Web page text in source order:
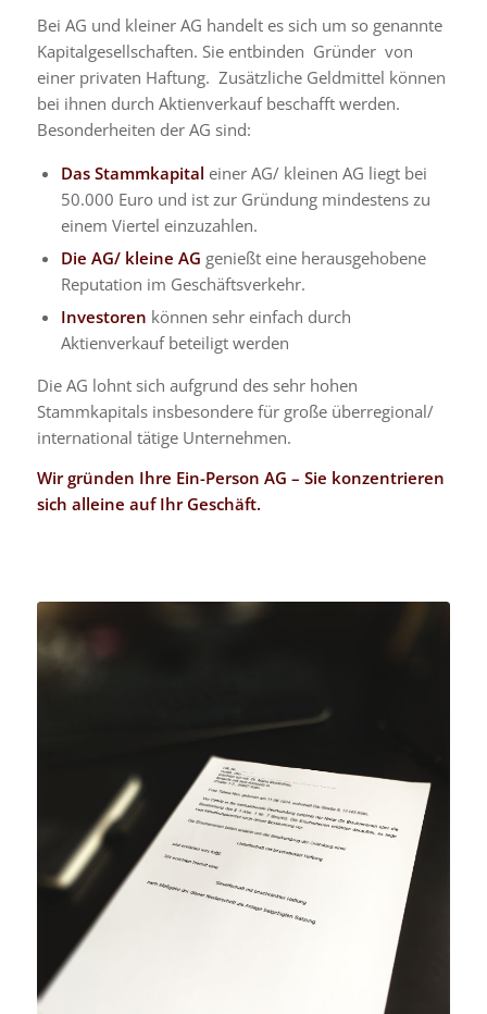
Bei AG und kleiner AG handelt es sich um so genannte
Kapitalgesellschaften. Sie entbinden Gründer von
einer privaten Haftung. Zusätzliche Geldmittel können
bei ihnen durch Aktienverkauf beschafft werden.
Besonderheiten der AG sind:
Das Stammkapital einer AG/ kleinen AG liegt bei
50.000 Euro und ist zur Gründung mindestens zu
einem Viertel einzuzahlen.
Die AG/ kleine AG genießt eine herausgehobene
Reputation im Geschäftsverkehr.
Investoren können sehr einfach durch
Aktienverkauf beteiligt werden
Die AG lohnt sich aufgrund des sehr hohen
Stammkapitals insbesondere für große überregional/
international tätige Unternehmen.
Wir gründen Ihre Ein-Person AG – Sie konzentrieren
sich alleine auf Ihr Geschäft.